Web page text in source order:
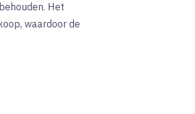
Het
waardoor de